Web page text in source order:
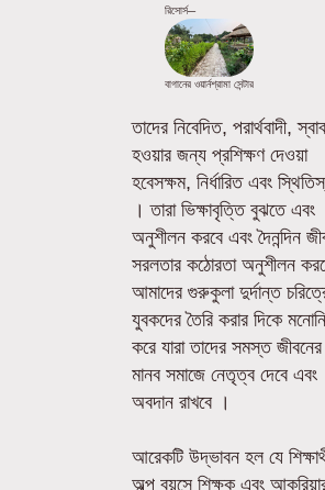
রিসোর্স─
বাগানের ওয়ার্নশ্রামা সেন্টার
তাদের নিবেদিত, পরার্থবাদী,
হওয়ার জন্য প্রশিক্ষণ দেওয়া
হবেসক্ষম, নির্ধারিত এবং
। তারা ভিক্ষাবৃত্তি বুঝতে এবং
অনুশীলন করবে এবং দৈনন্দিন
সরলতার কঠোরতা অনুশীলন
আমাদের গুরুকুলা দুর্দান্ত
যুবকদের তৈরি করার দিকে
করে যারা তাদের সমস্ত
মানব সমাজে নেতৃত্ব দেবে এবং
অবদান রাখবে ।
আরেকটি উদ্ভাবন হল যে
অল্প বয়সে শিক্ষক এবং